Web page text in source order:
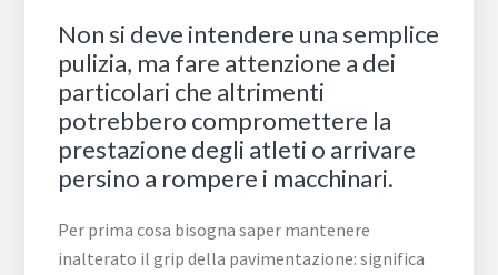
Non si deve intendere una semplice
pulizia, ma fare attenzione a dei
particolari che altrimenti
potrebbero compromettere la
prestazione degli atleti o arrivare
persino a rompere i macchinari.
Per prima cosa bisogna saper mantenere
inalterato il grip della pavimentazione: significa